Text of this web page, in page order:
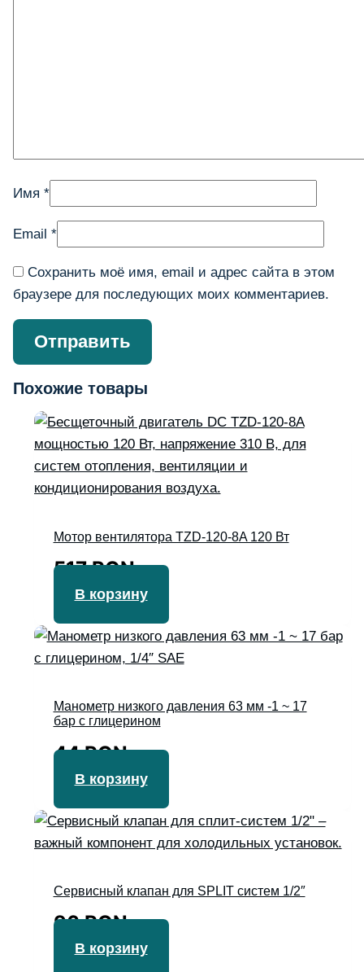
Имя *
Email *
Сохранить моё имя, email и адрес сайта в этом
браузере для последующих моих комментариев.
Похожие товары
Мотор вентилятора TZD-120-8A 120 Вт
517RON
В корзину
Манометр низкого давления 63 мм -1 ~ 17
бар с глицерином
44RON
В корзину
Сервисный клапан для SPLIT систем 1/2″
96RON
В корзину